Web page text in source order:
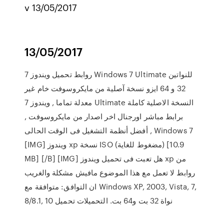
v 13/05/2017
13/05/2017
روابط تحميل ويندوز 7 Windows 7 Ultimate للنواتين
32 و 64 ايزو نسخة آصلية من مايكروسوفت خام غير
معدلة تماما , ويندوز 7 Ultimate النسخة الاصلية كاملة
برابط مباشر اورجنال اخر اصدار من مايكروسوفت ,
أفضل أنظمة التشغيل فى الوقت الحالى , Windows 7
[IMG] ويندوز xp نسخة ISO (مضغوط للغاية) [10.9
MB] [/B] [IMG] هل تعبت فى تحميل ويندوز xp من
روابط لا تعمل مع هذا الموضوع مافيش مشكلة والغريب
ان التوافق: متوافقة مع Windows XP, 2003, Vista, 7,
8/8.1, 10 نواة 32 بت و64 بت. التحميلات تحميل